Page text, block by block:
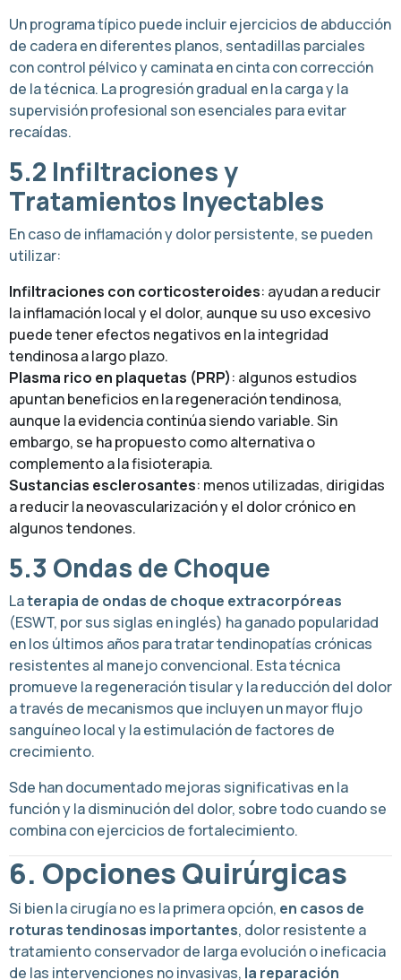
Un programa típico puede incluir ejercicios de abducción
de cadera en diferentes planos, sentadillas parciales
con control pélvico y caminata en cinta con corrección
de la técnica. La progresión gradual en la carga y la
supervisión profesional son esenciales para evitar
recaídas.
5.2 Infiltraciones y
Tratamientos Inyectables
En caso de inflamación y dolor persistente, se pueden
utilizar:
Infiltraciones con corticosteroides: ayudan a reducir
la inflamación local y el dolor, aunque su uso excesivo
puede tener efectos negativos en la integridad
tendinosa a largo plazo.
Plasma rico en plaquetas (PRP): algunos estudios
apuntan beneficios en la regeneración tendinosa,
aunque la evidencia continúa siendo variable. Sin
embargo, se ha propuesto como alternativa o
complemento a la fisioterapia.
Sustancias esclerosantes: menos utilizadas, dirigidas
a reducir la neovascularización y el dolor crónico en
algunos tendones.
5.3 Ondas de Choque
Laterapia de ondas de choque extracorpóreas
(ESWT, por sus siglas en inglés) ha ganado popularidad
en los últimos años para tratar tendinopatías crónicas
resistentes al manejo convencional. Esta técnica
promueve la regeneración tisular y la reducción del dolor
a través de mecanismos que incluyen un mayor flujo
sanguíneo local y la estimulación de factores de
crecimiento.
Sde han documentado mejoras significativas en la
función y la disminución del dolor, sobre todo cuando se
combina con ejercicios de fortalecimiento.
6. Opciones Quirúrgicas
Si bien la cirugía no es la primera opción, en casos de
roturas tendinosas importantes, dolor resistente a
tratamiento conservador de larga evolución o ineficacia
de las intervenciones no invasivas, la reparación